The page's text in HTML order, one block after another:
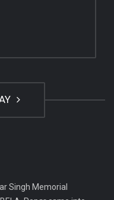
Singh Memorial